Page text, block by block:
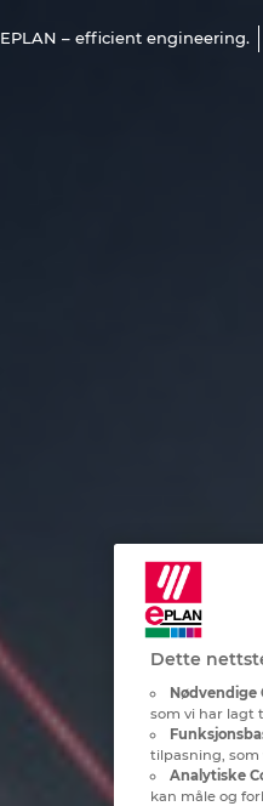
EPLAN – efficient engineering.
Dette
Nødvendige
som vi har lagt
tilpasning,
Analytiske
kan måle og